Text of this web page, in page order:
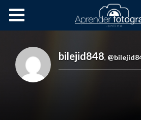
Cursos OnLine
bilejid848,